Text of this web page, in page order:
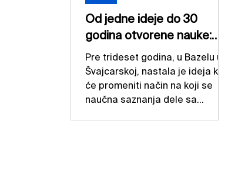
Od jedne ideje do 30
godina otvorene nauke:
Priča o razvoju MDPI-ja
Pre trideset godina, u Bazelu u
Švajcarskoj, nastala je ideja koja
će promeniti način na koji se
naučna saznanja dele sa